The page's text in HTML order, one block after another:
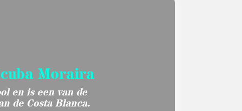
Moraira
en is een van de
de Costa Blanca.